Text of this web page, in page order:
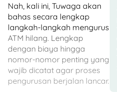
Nah, kali ini, Tuwaga akan
bahas secara lengkap
langkah-langkah mengurus
ATM hilang. Lengkap
dengan biaya hingga
nomor-nomor penting yang
wajib dicatat agar proses
pengurusan berjalan lancar.